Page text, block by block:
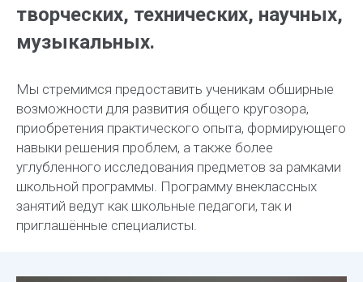
творческих, технических, научных,
музыкальных.
Мы стремимся предоставить ученикам обширные
возможности для развития общего кругозора,
приобретения практического опыта, формирующего
навыки решения проблем, а также более
углубленного исследования предметов за рамками
школьной программы. Программу внеклассных
занятий ведут как школьные педагоги, так и
приглашённые специалисты.